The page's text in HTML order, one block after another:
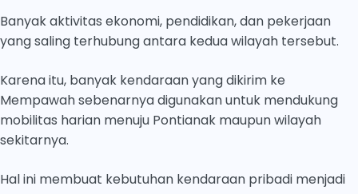
Banyak aktivitas ekonomi, pendidikan, dan pekerjaan
yang saling terhubung antara kedua wilayah tersebut.
Karena itu, banyak kendaraan yang dikirim ke
Mempawah sebenarnya digunakan untuk mendukung
mobilitas harian menuju Pontianak maupun wilayah
sekitarnya.
Hal ini membuat kebutuhan kendaraan pribadi menjadi